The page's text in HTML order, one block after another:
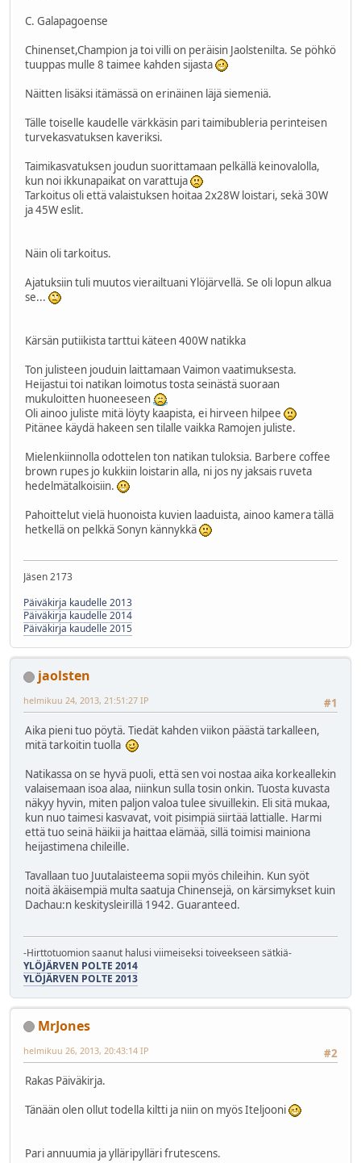
C. Galapagoense
Chinenset,Champion ja toi villi on peräisin Jaolstenilta. Se pöhkö
tuuppas mulle 8 taimee kahden sijasta
Näitten lisäksi itämässä on erinäinen läjä siemeniä.
Tälle toiselle kaudelle värkkäsin pari taimibubleria perinteisen
turvekasvatuksen kaveriksi.
Taimikasvatuksen joudun suorittamaan pelkällä keinovalolla,
kun noi ikkunapaikat on varattuja
Tarkoitus oli että valaistuksen hoitaa 2x28W loistari, sekä 30W
ja 45W eslit.
Näin oli tarkoitus.
Ajatuksiin tuli muutos vierailtuani Ylöjärvellä. Se oli lopun alkua
se...
Kärsän putiikista tarttui käteen 400W natikka
Ton julisteen jouduin laittamaan Vaimon vaatimuksesta.
Heijastui toi natikan loimotus tosta seinästä suoraan
mukuloitten huoneeseen
Oli ainoo juliste mitä löyty kaapista, ei hirveen hilpee
Pitänee käydä hakeen sen tilalle vaikka Ramojen juliste.
Mielenkiinnolla odottelen ton natikan tuloksia. Barbere coffee
brown rupes jo kukkiin loistarin alla, ni jos ny jaksais ruveta
hedelmätalkoisiin.
Pahoittelut vielä huonoista kuvien laaduista, ainoo kamera tällä
hetkellä on pelkkä Sonyn kännykkä
Jäsen 2173
Päiväkirja kaudelle 2013
Päiväkirja kaudelle 2014
Päiväkirja kaudelle 2015
jaolsten
#1
helmikuu 24, 2013, 21:51:27 IP
Aika pieni tuo pöytä. Tiedät kahden viikon päästä tarkalleen,
mitä tarkoitin tuolla
Natikassa on se hyvä puoli, että sen voi nostaa aika korkeallekin
valaisemaan isoa alaa, niinkun sulla tosin onkin. Tuosta kuvasta
näkyy hyvin, miten paljon valoa tulee sivuillekin. Eli sitä mukaa,
kun nuo taimesi kasvavat, voit pisimpiä siirtää lattialle. Harmi
että tuo seinä häikii ja haittaa elämää, sillä toimisi mainiona
heijastimena chileille.
Tavallaan tuo Juutalaisteema sopii myös chileihin. Kun syöt
noitä äkäisempiä multa saatuja Chinensejä, on kärsimykset kuin
Dachau:n keskitysleirillä 1942. Guaranteed.
-Hirttotuomion saanut halusi viimeiseksi toiveekseen sätkiä-
YLÖJÄRVEN POLTE 2014
YLÖJÄRVEN POLTE 2013
MrJones
#2
helmikuu 26, 2013, 20:43:14 IP
Rakas Päiväkirja.
Tänään olen ollut todella kiltti ja niin on myös Iteljooni
Pari annuumia ja ylläripylläri frutescens.